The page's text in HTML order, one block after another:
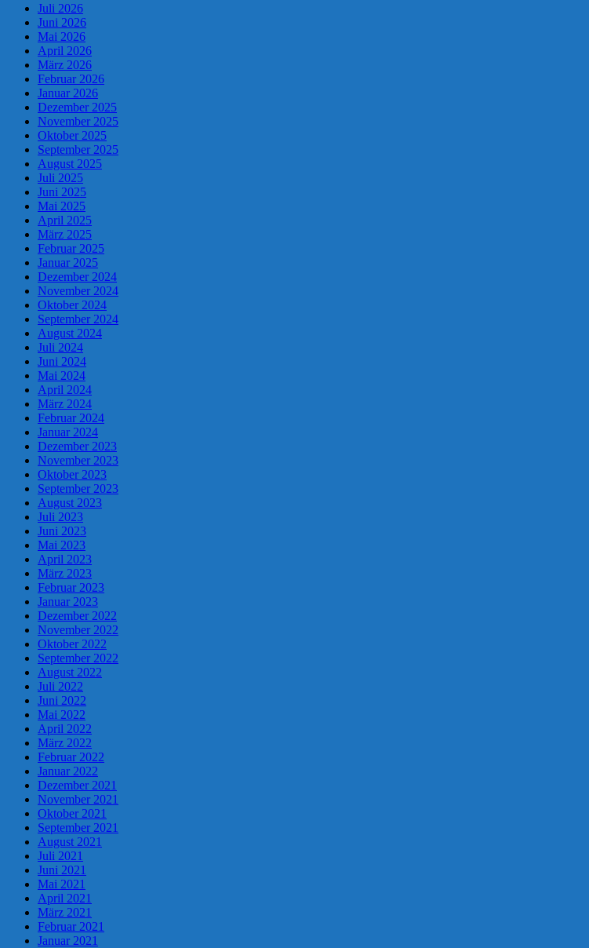
Juli 2026
Juni 2026
Mai 2026
April 2026
März 2026
Februar 2026
Januar 2026
Dezember 2025
November 2025
Oktober 2025
September 2025
August 2025
Juli 2025
Juni 2025
Mai 2025
April 2025
März 2025
Februar 2025
Januar 2025
Dezember 2024
November 2024
Oktober 2024
September 2024
August 2024
Juli 2024
Juni 2024
Mai 2024
April 2024
März 2024
Februar 2024
Januar 2024
Dezember 2023
November 2023
Oktober 2023
September 2023
August 2023
Juli 2023
Juni 2023
Mai 2023
April 2023
März 2023
Februar 2023
Januar 2023
Dezember 2022
November 2022
Oktober 2022
September 2022
August 2022
Juli 2022
Juni 2022
Mai 2022
April 2022
März 2022
Februar 2022
Januar 2022
Dezember 2021
November 2021
Oktober 2021
September 2021
August 2021
Juli 2021
Juni 2021
Mai 2021
April 2021
März 2021
Februar 2021
Januar 2021